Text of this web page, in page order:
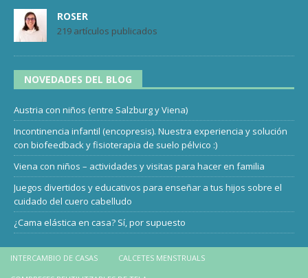
ROSER
219 artículos publicados
NOVEDADES DEL BLOG
Austria con niños (entre Salzburg y Viena)
Incontinencia infantil (encopresis). Nuestra experiencia y solución
con biofeedback y fisioterapia de suelo pélvico :)
Viena con niños – actividades y visitas para hacer en familia
Juegos divertidos y educativos para enseñar a tus hijos sobre el
cuidado del cuero cabelludo
¿Cama elástica en casa? Sí, por supuesto
INTERCAMBIO DE CASAS CALCETES MENSTRUALS